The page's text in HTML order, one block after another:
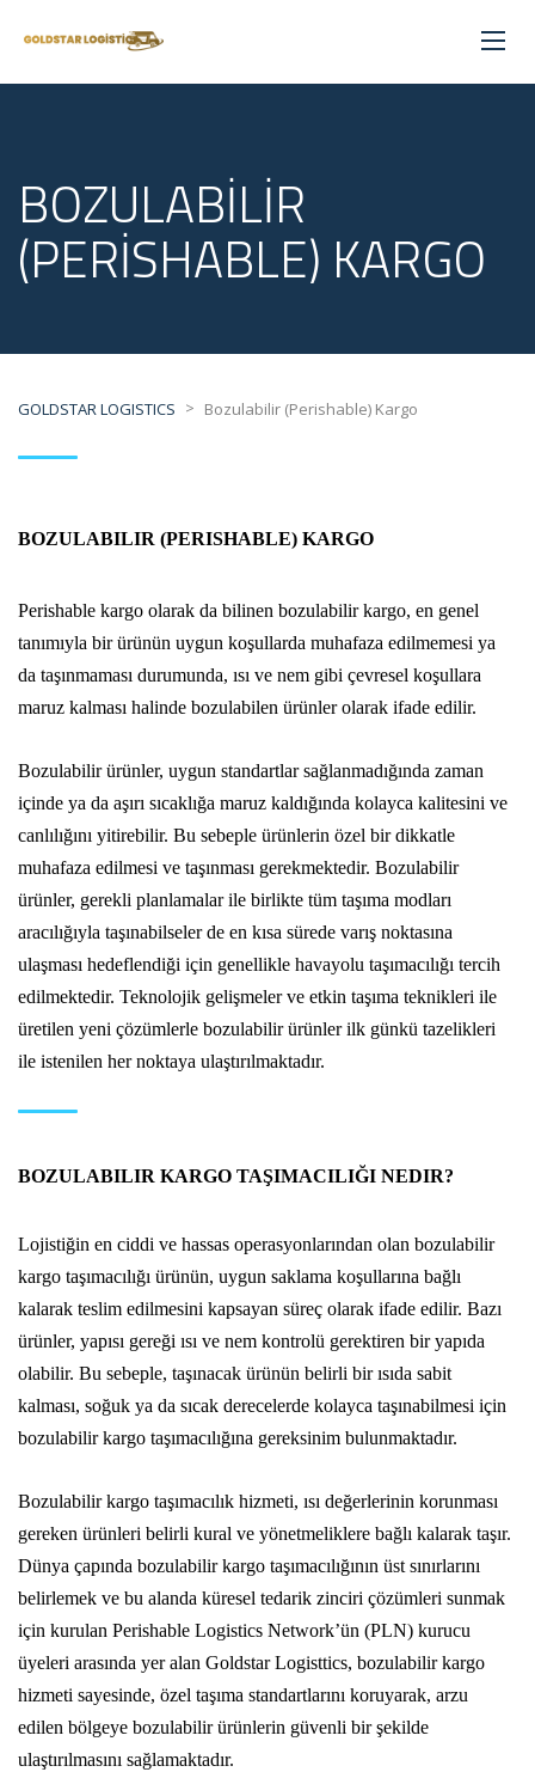
BOZULABILIR
(PERISHABLE) KARGO
GOLDSTAR LOGISTICS > Bozulabilir (Perishable) Kargo
BOZULABILIR (PERISHABLE) KARGO
Perishable kargo olarak da bilinen bozulabilir kargo, en genel
tanımıyla bir ürünün uygun koşullarda muhafaza edilmemesi ya
da taşınmaması durumunda, ısı ve nem gibi çevresel koşullara
maruz kalması halinde bozulabilen ürünler olarak ifade edilir.
Bozulabilir ürünler, uygun standartlar sağlanmadığında zaman
içinde ya da aşırı sıcaklığa maruz kaldığında kolayca kalitesini ve
canlılığını yitirebilir. Bu sebeple ürünlerin özel bir dikkatle
muhafaza edilmesi ve taşınması gerekmektedir. Bozulabilir
ürünler, gerekli planlamalar ile birlikte tüm taşıma modları
aracılığıyla taşınabilseler de en kısa sürede varış noktasına
ulaşması hedeflendiği için genellikle havayolu taşımacılığı tercih
edilmektedir. Teknolojik gelişmeler ve etkin taşıma teknikleri ile
üretilen yeni çözümlerle bozulabilir ürünler ilk günkü tazelikleri
ile istenilen her noktaya ulaştırılmaktadır.
BOZULABILIR KARGO TAŞIMACILIĞI NEDIR?
Lojistiğin en ciddi ve hassas operasyonlarından olan bozulabilir
kargo taşımacılığı ürünün, uygun saklama koşullarına bağlı
kalarak teslim edilmesini kapsayan süreç olarak ifade edilir. Bazı
ürünler, yapısı gereği ısı ve nem kontrolü gerektiren bir yapıda
olabilir. Bu sebeple, taşınacak ürünün belirli bir ısıda sabit
kalması, soğuk ya da sıcak derecelerde kolayca taşınabilmesi için
bozulabilir kargo taşımacılığına gereksinim bulunmaktadır.
Bozulabilir kargo taşımacılık hizmeti, ısı değerlerinin korunması
gereken ürünleri belirli kural ve yönetmeliklere bağlı kalarak taşır.
Dünya çapında bozulabilir kargo taşımacılığının üst sınırlarını
belirlemek ve bu alanda küresel tedarik zinciri çözümleri sunmak
için kurulan Perishable Logistics Network’ün (PLN) kurucu
üyeleri arasında yer alan Goldstar Logisttics, bozulabilir kargo
hizmeti sayesinde, özel taşıma standartlarını koruyarak, arzu
edilen bölgeye bozulabilir ürünlerin güvenli bir şekilde
ulaştırılmasını sağlamaktadır.